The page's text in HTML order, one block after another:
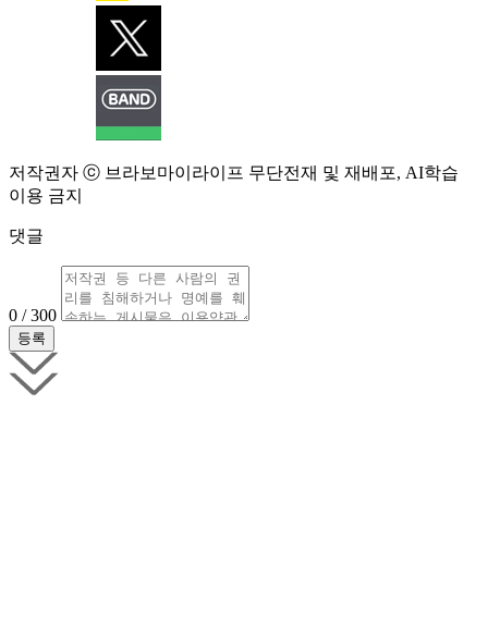
저작권자 ⓒ 브라보마이라이프 무단전재 및 재배포, AI학습
이용 금지
댓글
0 / 300